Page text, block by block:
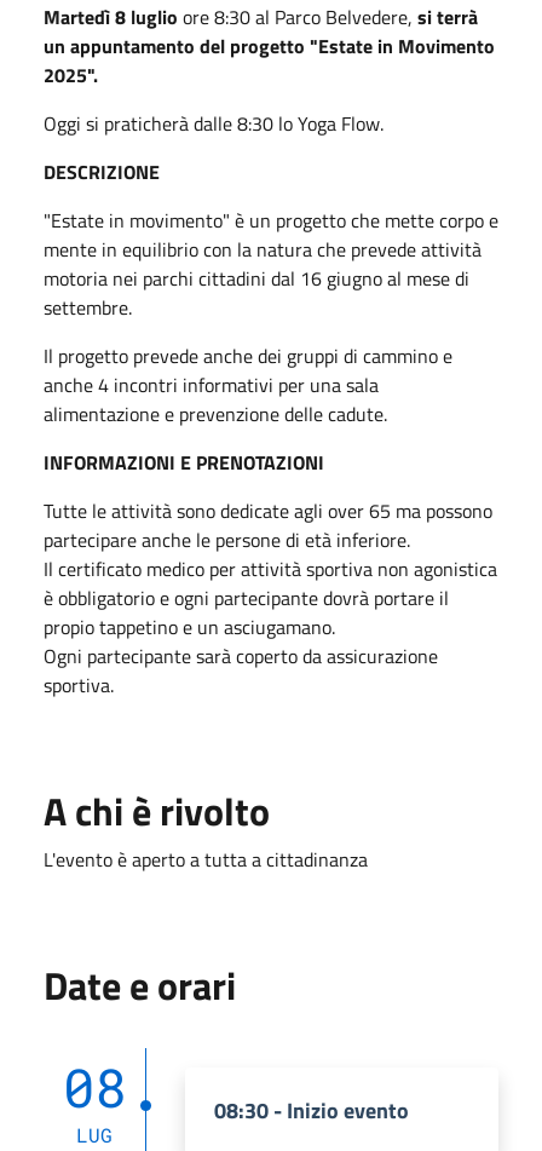
Martedì 8 luglio ore 8:30 al Parco Belvedere, si terrà
un appuntamento del progetto "Estate in Movimento
2025".
Oggi si praticherà dalle 8:30 lo Yoga Flow.
DESCRIZIONE
"Estate in movimento" è un progetto che mette corpo e
mente in equilibrio con la natura che prevede attività
motoria nei parchi cittadini dal 16 giugno al mese di
settembre.
Il progetto prevede anche dei gruppi di cammino e
anche 4 incontri informativi per una sala
alimentazione e prevenzione delle cadute.
INFORMAZIONI E PRENOTAZIONI
Tutte le attività sono dedicate agli over 65 ma possono
partecipare anche le persone di età inferiore.
Il certificato medico per attività sportiva non agonistica
è obbligatorio e ogni partecipante dovrà portare il
propio tappetino e un asciugamano.
Ogni partecipante sarà coperto da assicurazione
sportiva.
A chi è rivolto
L'evento è aperto a tutta a cittadinanza
Date e orari
08
LUG
08:30 - Inizio evento